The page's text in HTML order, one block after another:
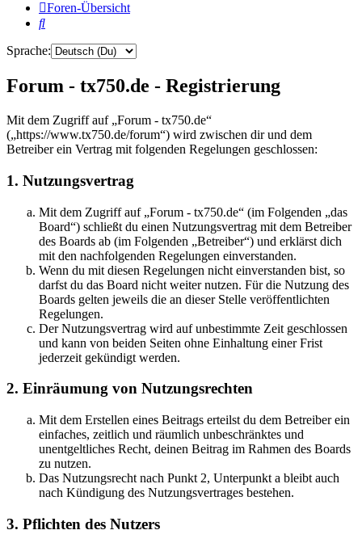
Foren-Übersicht
Suche
Sprache:
Forum - tx750.de - Registrierung
Mit dem Zugriff auf „Forum - tx750.de“
(„https://www.tx750.de/forum“) wird zwischen dir und dem
Betreiber ein Vertrag mit folgenden Regelungen geschlossen:
1. Nutzungsvertrag
Mit dem Zugriff auf „Forum - tx750.de“ (im Folgenden „das
Board“) schließt du einen Nutzungsvertrag mit dem Betreiber
des Boards ab (im Folgenden „Betreiber“) und erklärst dich
mit den nachfolgenden Regelungen einverstanden.
Wenn du mit diesen Regelungen nicht einverstanden bist, so
darfst du das Board nicht weiter nutzen. Für die Nutzung des
Boards gelten jeweils die an dieser Stelle veröffentlichten
Regelungen.
Der Nutzungsvertrag wird auf unbestimmte Zeit geschlossen
und kann von beiden Seiten ohne Einhaltung einer Frist
jederzeit gekündigt werden.
2. Einräumung von Nutzungsrechten
Mit dem Erstellen eines Beitrags erteilst du dem Betreiber ein
einfaches, zeitlich und räumlich unbeschränktes und
unentgeltliches Recht, deinen Beitrag im Rahmen des Boards
zu nutzen.
Das Nutzungsrecht nach Punkt 2, Unterpunkt a bleibt auch
nach Kündigung des Nutzungsvertrages bestehen.
3. Pflichten des Nutzers